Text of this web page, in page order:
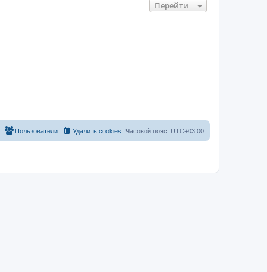
Перейти
Часовой пояс: UTC+03:00
Удалить cookies
Пользователи